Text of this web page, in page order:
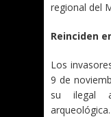
regional del
Reinciden
Los
9 de
su ilegal
arqueológica.